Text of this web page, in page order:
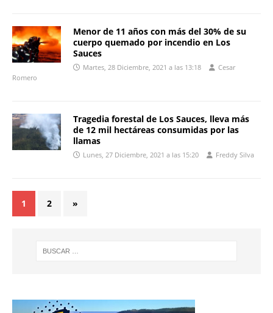
Menor de 11 años con más del 30% de su
cuerpo quemado por incendio en Los
Sauces
Martes, 28 Diciembre, 2021 a las 13:18
Cesar
Romero
Tragedia forestal de Los Sauces, lleva más
de 12 mil hectáreas consumidas por las
llamas
Lunes, 27 Diciembre, 2021 a las 15:20 Freddy Silva
1 2 »